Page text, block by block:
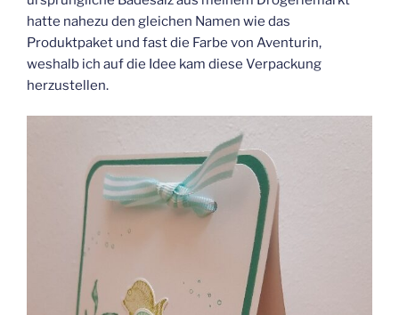
hatte nahezu den gleichen Namen wie das
Produktpaket und fast die Farbe von Aventurin,
weshalb ich auf die Idee kam diese Verpackung
herzustellen.